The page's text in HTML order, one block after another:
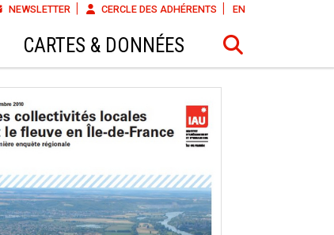
NEWSLETTER CERCLE DES ADHÉRENTS EN
CARTES & DONNÉES